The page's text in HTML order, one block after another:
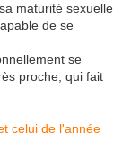
maturité sexuelle
de se
se
proche, qui fait